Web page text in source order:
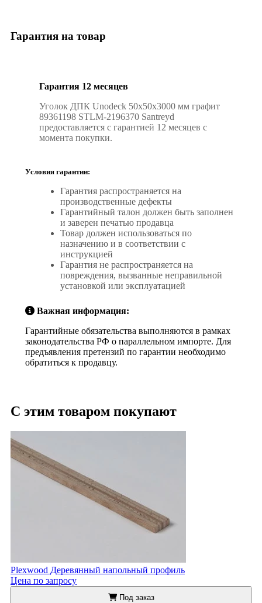
Гарантия на товар
Гарантия 12 месяцев
Уголок ДПК Unodeck 50x50x3000 мм графит
89361198 STLM-2196370 Santreyd
предоставляется с гарантией 12 месяцев с
момента покупки.
Условия гарантии:
Гарантия распространяется на
производственные дефекты
Гарантийный талон должен быть заполнен
и заверен печатью продавца
Товар должен использоваться по
назначению и в соответствии с
инструкцией
Гарантия не распространяется на
повреждения, вызванные неправильной
установкой или эксплуатацией
Важная информация:
Гарантийные обязательства выполняются в рамках
законодательства РФ о параллельном импорте. Для
предъявления претензий по гарантии необходимо
обратиться к продавцу.
С этим товаром покупают
Plexwood Деревянный напольный профиль
Цена по запросу
Под заказ